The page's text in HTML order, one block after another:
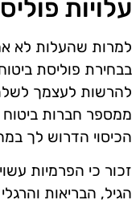
עלויות
למרות שהעלות לא
בבחירת פוליסת
להרשות לעצמך
ממספר חברות
הכיסוי הדרוש לך
זכור כי הפרמיות
הגיל, הבריאות